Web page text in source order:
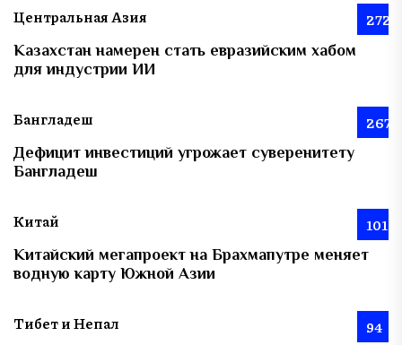
Центральная Азия 272
Казахстан намерен стать евразийским хабом
для индустрии ИИ
Бангладеш 267
Дефицит инвестиций угрожает суверенитету
Бангладеш
Китай 101
Китайский мегапроект на Брахмапутре меняет
водную карту Южной Азии
Тибет и Непал 94